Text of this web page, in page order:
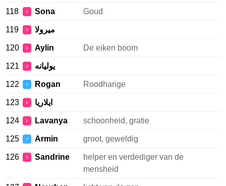
118 ♀ Sona Goud
119 ♀ ميرولا
120 ♀ Aylin De eiken boom
121 ♀ يوليانه
122 ♂ Rogan Roodharige
123 ♀ ايلاريا
124 ♀ Lavanya schoonheid, gratie
125 ♂ Armin groot, geweldig
126 ♀ Sandrine
helper en verdediger van de
mensheid